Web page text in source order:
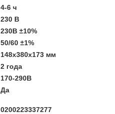
4-6 ч
230 В
230В ±10%
50/60 ±1%
148x380x173 мм
2 года
170-290В
Да
0200223337277